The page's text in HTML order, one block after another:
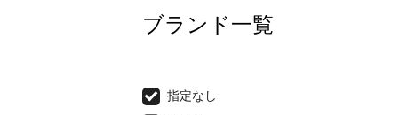
ブランド一覧
指定なし